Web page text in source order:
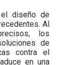
diseño de
Al
los
de
contra el
en una